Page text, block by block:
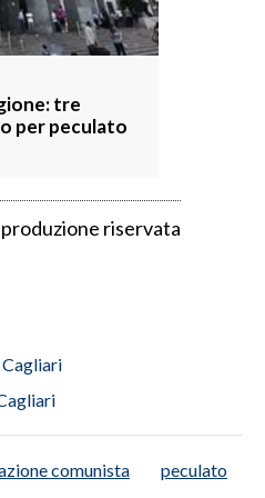
tre
per peculato
riservata
comunista
peculato